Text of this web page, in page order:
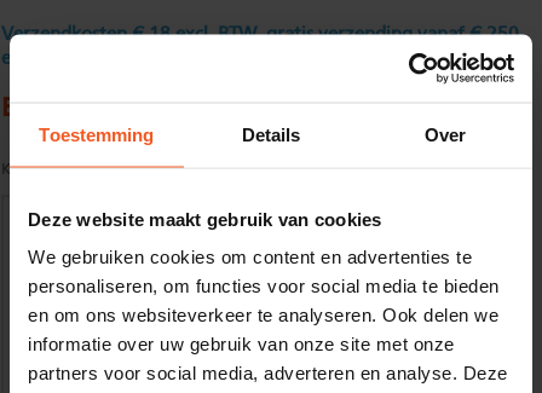
Toestemming Details Over
Deze website maakt gebruik van cookies
We gebruiken cookies om content en advertenties te
personaliseren, om functies voor social media te bieden
en om ons websiteverkeer te analyseren. Ook delen we
informatie over uw gebruik van onze site met onze
partners voor social media, adverteren en analyse. Deze
Verzendkosten € 18 excl. BTW, gratis verzending vanaf € 250
excl. BTW
Buisprofiel, roestvast60 x 30 x 3 mm
Kwaliteit: AISI 304
Gewenste
lengtemaat in
(max. 2000 mm)
+/- 2 mm lengtetolerantie